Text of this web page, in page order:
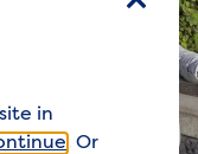
in
. Or